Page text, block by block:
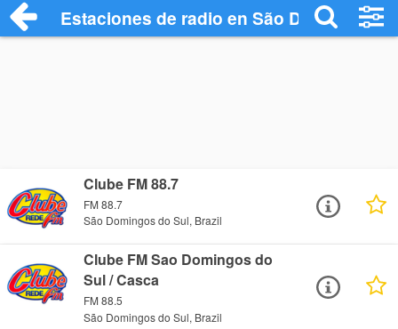
Estaciones de radio en São Domingos
Clube FM 88.7
FM 88.7
São Domingos do Sul, Brazil
Clube FM Sao Domingos do
Sul / Casca
FM 88.5
São Domingos do Sul, Brazil